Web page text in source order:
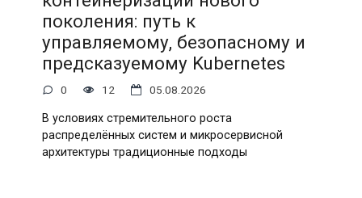
поколения: путь к
управляемому, безопасному и
предсказуемому Kubernetes
0 12 05.08.2026
В условиях стремительного роста
распределённых систем и микросервисной
архитектуры традиционные подходы